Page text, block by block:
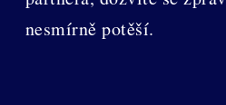
nesmírně potěší.